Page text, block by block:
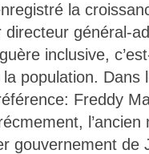
la
général-
inclusive,
population. Dans
Freddy
l’ancien
gouvernement de